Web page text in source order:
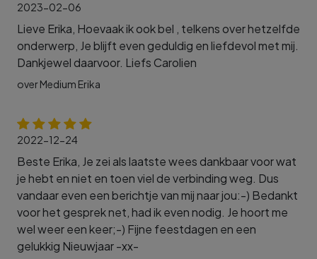
2023-02-06
Lieve Erika, Hoevaak ik ook bel , telkens over hetzelfde
onderwerp, Je blijft even geduldig en liefdevol met mij.
Dankjewel daarvoor. Liefs Carolien
over Medium Erika
2022-12-24
Beste Erika, Je zei als laatste wees dankbaar voor wat
je hebt en niet en toen viel de verbinding weg. Dus
vandaar even een berichtje van mij naar jou:-) Bedankt
voor het gesprek net, had ik even nodig. Je hoort me
wel weer een keer;-) Fijne feestdagen en een
gelukkig Nieuwjaar -xx-